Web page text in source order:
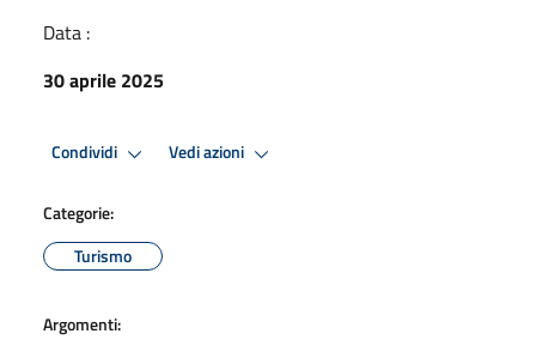
Data :
30 aprile 2025
Condividi Vedi azioni
Categorie:
Turismo
Argomenti: